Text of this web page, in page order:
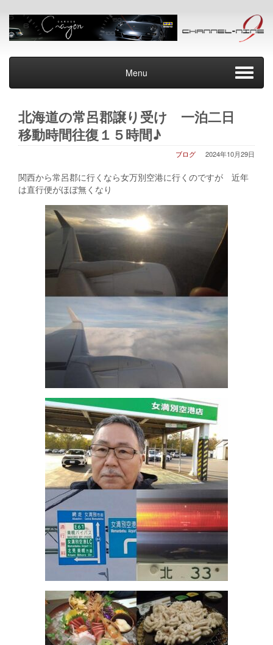
Menu
北海道の常呂郡譲り受け 一泊二日
移動時間往復１５時間♪
2024年10月29日
ブログ
関西から常呂郡に行くなら女万別空港に行くのですが 近年
は直行便がほぼ無くなり